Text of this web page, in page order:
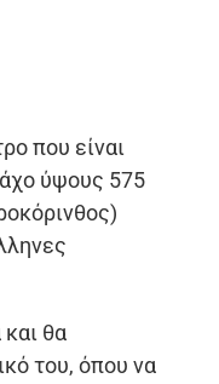
που είναι
ύψους 575
θα
του, όπου να